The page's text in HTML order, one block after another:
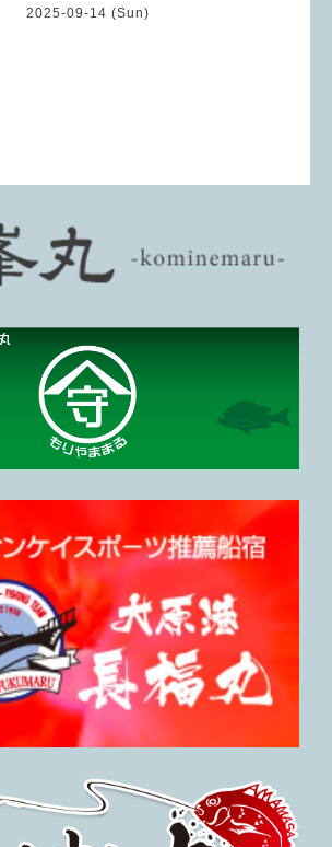
2025-09-14 (Sun)